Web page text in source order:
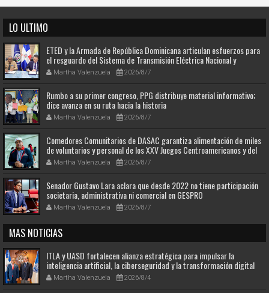
LO ULTIMO
ETED y la Armada de República Dominicana articulan esfuerzos para
el resguardo del Sistema de Transmisión Eléctrica Nacional y
fortalecimiento de capacidades.
Martha Valenzuela 2026/8/7
Rumbo a su primer congreso, PPG distribuye material informativo;
dice avanza en su ruta hacia la historia
Martha Valenzuela 2026/8/7
Comedores Comunitarios de DASAC garantiza alimentación de miles
de voluntarios y personal de los XXV Juegos Centroamericanos y del
Caribe Santo Domingo 2026
Martha Valenzuela 2026/8/7
Senador Gustavo Lara aclara que desde 2022 no tiene participación
societaria, administrativa ni comercial en GESPRO
Martha Valenzuela 2026/8/7
MAS NOTICIAS
ITLA y UASD fortalecen alianza estratégica para impulsar la
inteligencia artificial, la ciberseguridad y la transformación digital
Martha Valenzuela 2026/8/4